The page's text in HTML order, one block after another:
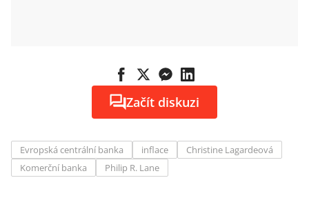
Začít diskuzi
Evropská centrální banka inflace
Christine Lagardeová
Komerční banka
Philip R. Lane